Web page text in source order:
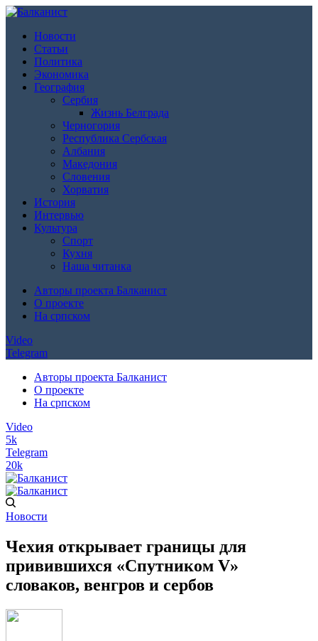
Новости
Статьи
Политика
Экономика
География
Сербия
Жизнь Белграда
Черногория
Республика Сербская
Албания
Македония
Словения
Хорватия
История
Интервью
Культура
Спорт
Кухня
Наша читанка
Авторы проекта Балканист
О проекте
На српском
Video
Telegram
Авторы проекта Балканист
О проекте
На српском
Video
5k
Telegram
20k
Новости
Чехия открывает границы для
привившихся «Спутником V»
словаков, венгров и сербов